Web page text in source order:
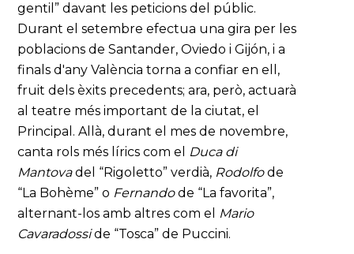
gentil” davant les peticions del públic.
Durant el setembre efectua una gira per les
poblacions de Santander, Oviedo i Gijón, i a
finals d'any València torna a confiar en ell,
fruit dels èxits precedents; ara, però, actuarà
al teatre més important de la ciutat, el
Principal. Allà, durant el mes de novembre,
canta rols més lírics com el Duca di
Mantovadel “Rigoletto” verdià, Rodolfode
“La Bohème” o Fernandode “La favorita”,
alternant-los amb altres com el Mario
Cavaradosside “Tosca” de Puccini.